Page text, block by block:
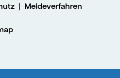
| Meldeverfahren